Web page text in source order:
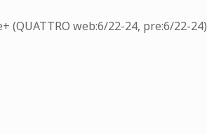
(QUATTRO web:6/22-24, pre:6/22-24)